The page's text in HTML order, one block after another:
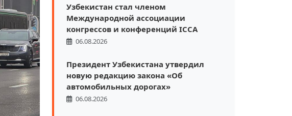
Узбекистан стал членом
Международной ассоциации
конгрессов и конференций ICCA
06.08.2026
Президент Узбекистана утвердил
новую редакцию закона «Об
автомобильных дорогах»
06.08.2026